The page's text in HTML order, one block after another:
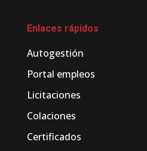
Enlaces rápidos
Autogestión
Portal empleos
Licitaciones
Colaciones
Certificados